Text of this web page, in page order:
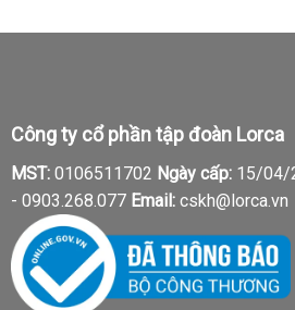
Công ty cổ phần tập đoàn Lorca
MST:0106511702 Ngày cấp:15/04/
- 0903.268.077 Email:cskh@lorca.vn